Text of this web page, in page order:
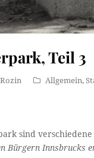
Teil 3
Allgemein,
sind
Bürgern Innsbrucks